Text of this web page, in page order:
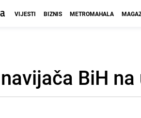
VIJESTI BIZNIS METROMAHALA
BiH